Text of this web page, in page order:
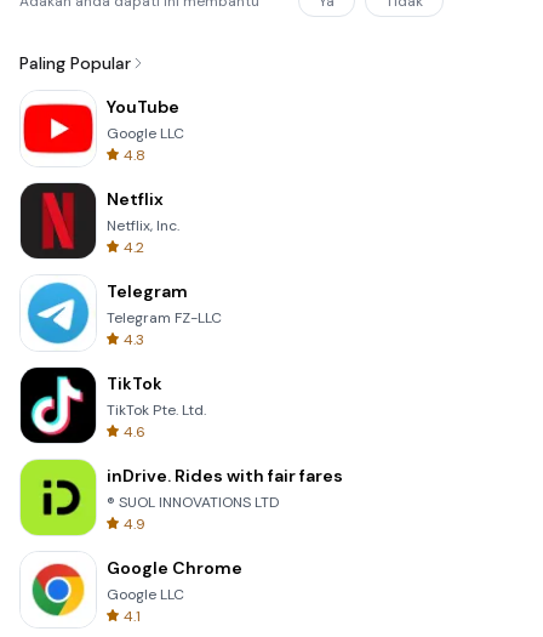
Paling Popular
YouTube
Google LLC
4.8
Netflix
Netflix, Inc.
4.2
Telegram
Telegram FZ-LLC
4.3
TikTok
TikTok Pte. Ltd.
4.6
inDrive. Rides with fair fares
® SUOL INNOVATIONS LTD
4.9
Google Chrome
Google LLC
4.1